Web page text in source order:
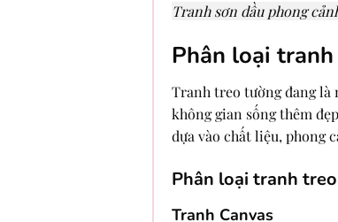
Tranh sơn dầu phong
Phân loại
Tranh treo tường đang
không gian sống thêm
dựa vào chất liệu, phong
Phân loại tranh
Tranh Canvas